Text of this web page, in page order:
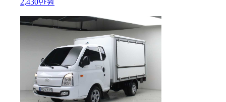
2,430만원